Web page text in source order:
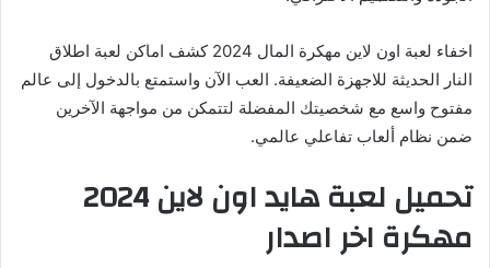
اخفاء لعبة اون لاين مهكرة المال 2024 كشف اماكن لعبة اطلاق
النار الحديثة للاجهزة الضعيفة. العب الآن واستمتع بالدخول إلى عالم
مفتوح واسع مع شخصيتك المفضلة لتتمكن من مواجهة الآخرين
ضمن نظام ألعاب تفاعلي عالمي.
تحميل لعبة هايد اون لاين 2024
مهكرة اخر اصدار